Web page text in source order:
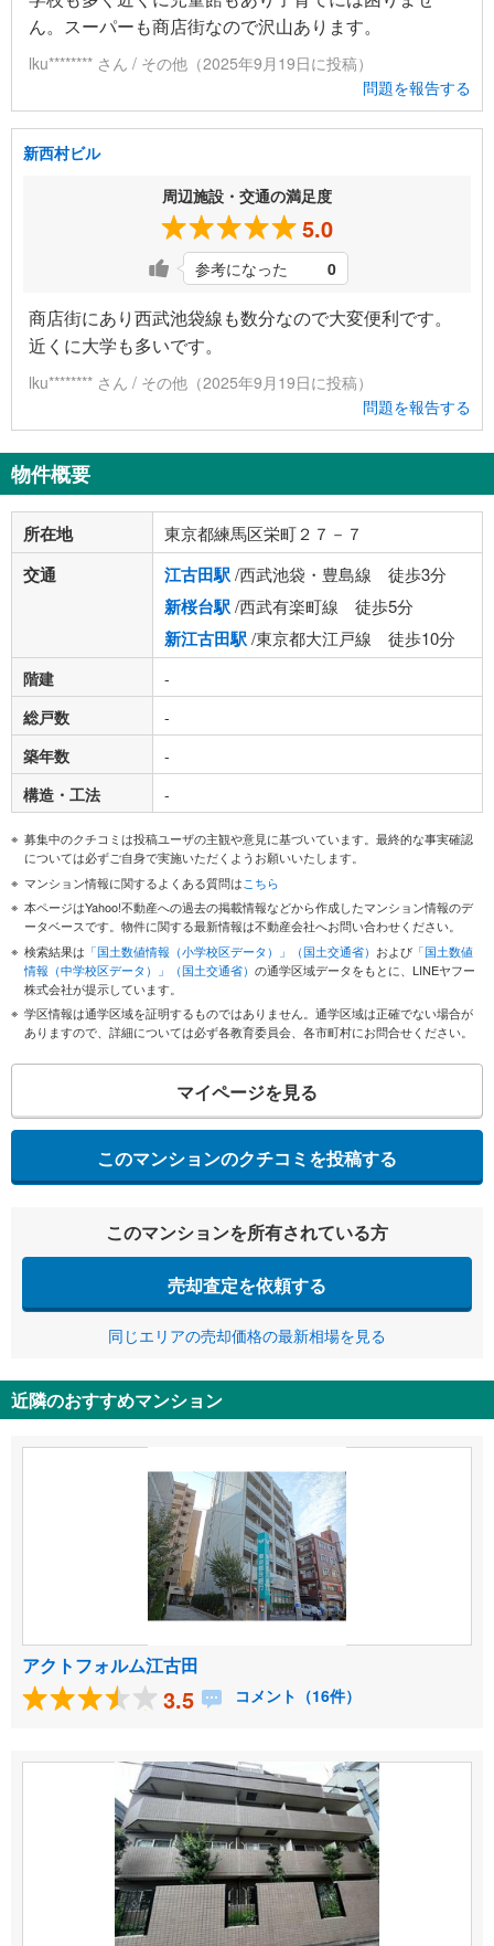
ん。スーパーも商店街なので沢山あります。
lku******** さん / その他（2025年9月19日に投稿）
問題を報告する
新西村ビル
周辺施設・交通の満足度
5.0
参考になった 0
商店街にあり西武池袋線も数分なので大変便利です。
近くに大学も多いです。
lku******** さん / その他（2025年9月19日に投稿）
問題を報告する
物件概要
所在地 東京都練馬区栄町２７－７
交通 江古田駅/西武池袋・豊島線 徒歩3分
新桜台駅/西武有楽町線 徒歩5分
新江古田駅/東京都大江戸線 徒歩10分
階建
-
総戸数
-
築年数
-
構造・工法
-
募集中のクチコミは投稿ユーザの主観や意見に基づいています。最終的な事実確認
については必ずご自身で実施いただくようお願いいたします。
マンション情報に関するよくある質問はこちら
本ページはYahoo!不動産への過去の掲載情報などから作成したマンション情報のデ
ータベースです。物件に関する最新情報は不動産会社へお問い合わせください。
検索結果は 「国土数値情報（小学校区データ）」（国土交通省） および 「国土数値
情報（中学校区データ）」（国土交通省） の通学区域データをもとに、LINEヤフー
株式会社が提示しています。
学区情報は通学区域を証明するものではありません。通学区域は正確でない場合が
ありますので、詳細については必ず各教育委員会、各市町村にお問合せください。
マイページを見る
このマンションのクチコミを投稿する
このマンションを所有されている方
売却査定を依頼する
同じエリアの売却価格の最新相場を見る
近隣のおすすめマンション
アクトフォルム江古田
3.5 コメント（16件）